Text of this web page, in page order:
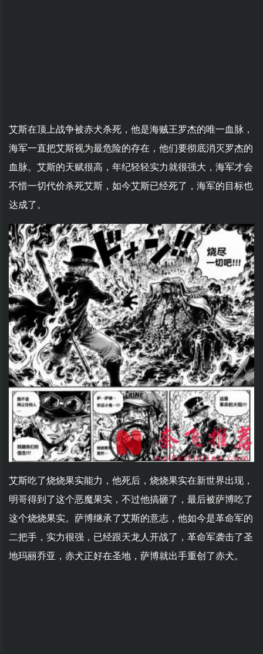
艾斯在顶上战争被赤犬杀死，他是海贼王罗杰的唯一血脉，
海军一直把艾斯视为最危险的存在，他们要彻底消灭罗杰的
血脉。艾斯的天赋很高，年纪轻轻实力就很强大，海军才会
不惜一切代价杀死艾斯，如今艾斯已经死了，海军的目标也
达成了。
艾斯吃了烧烧果实能力，他死后，烧烧果实在新世界出现，
明哥得到了这个恶魔果实，不过他搞砸了，最后被萨博吃了
这个烧烧果实。萨博继承了艾斯的意志，他如今是革命军的
二把手，实力很强，已经跟天龙人开战了，革命军袭击了圣
地玛丽乔亚，赤犬正好在圣地，萨博就出手重创了赤犬。